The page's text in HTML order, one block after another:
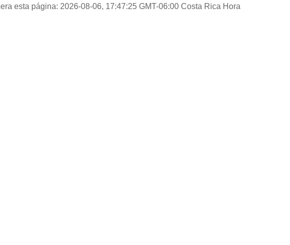
esta página: 2026-08-06, 17:47:25 GMT-06:00 Costa Rica Hora